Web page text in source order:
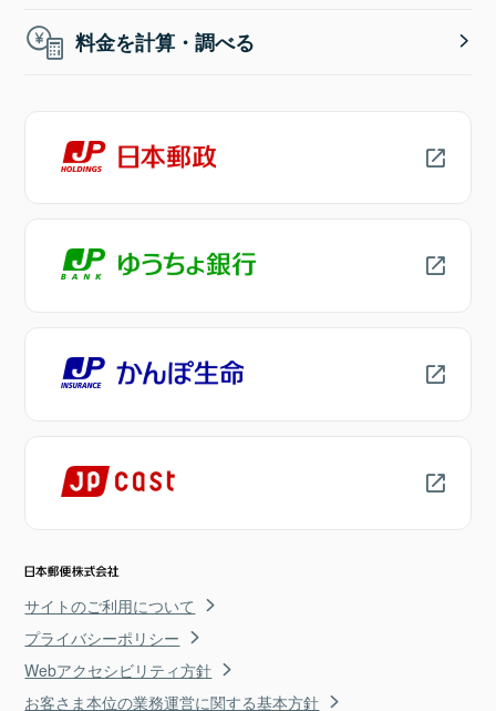
料金を計算・調べる
サイトのご利用について
プライバシーポリシー
Webアクセシビリティ方針
お客さま本位の業務運営に関する基本方針